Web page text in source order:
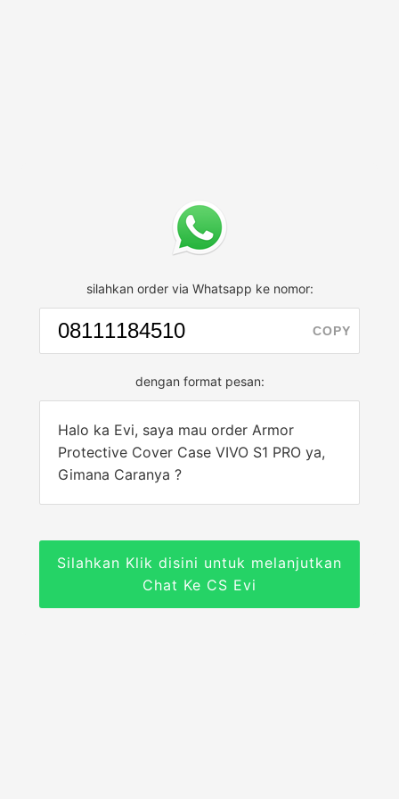
silahkan order via Whatsapp ke nomor:
COPY
dengan format pesan:
Halo ka Evi, saya mau order Armor
Protective Cover Case VIVO S1 PRO ya,
Gimana Caranya ?
Silahkan Klik disini untuk melanjutkan
Chat Ke CS Evi